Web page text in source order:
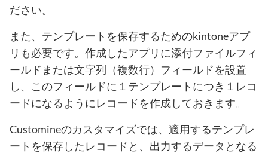
ださい。
また、テンプレートを保存するためのkintoneアプ
リも必要です。作成したアプリに添付ファイルフィ
ールドまたは文字列（複数行）フィールドを設置
し、このフィールドに１テンプレートにつき１レコ
ードになるようにレコードを作成しておきます。
Customineのカスタマイズでは、適用するテンプレ
ートを保存したレコードと、出力するデータとなる